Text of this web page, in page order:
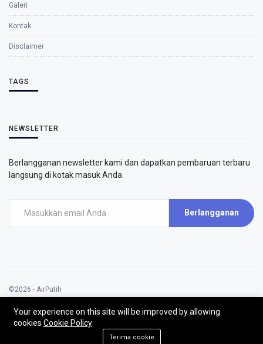
Galeri
Kontak
Disclaimer
TAGS
NEWSLETTER
Berlangganan newsletter kami dan dapatkan pembaruan terbaru
langsung di kotak masuk Anda.
Berlangganan
©2026 - AirPutih
AirPutih | All rights reserved.
Your experience on this site will be improved by allowing
cookies Cookie Policy
Terima cookie